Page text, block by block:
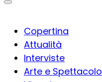
Copertina
Attualità
Interviste
Arte e Spettacolo